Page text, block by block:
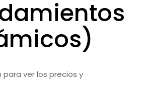
para ver los precios y